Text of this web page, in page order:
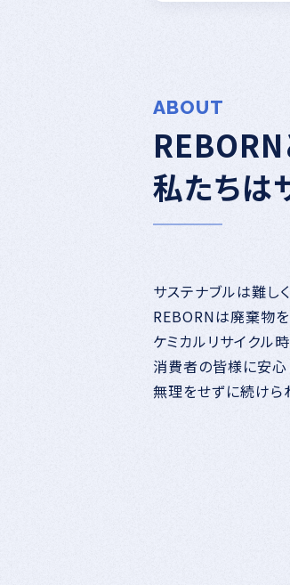
ABOUT
私たちは
サステナブルは難し
REBORNは廃棄物
ケミカルリサイクル
消費者の皆様に安心
無理をせずに続けら